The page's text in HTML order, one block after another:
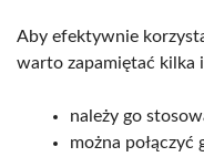
Aby efektywnie
warto zapamiętać kilka
należy go
można połączyć